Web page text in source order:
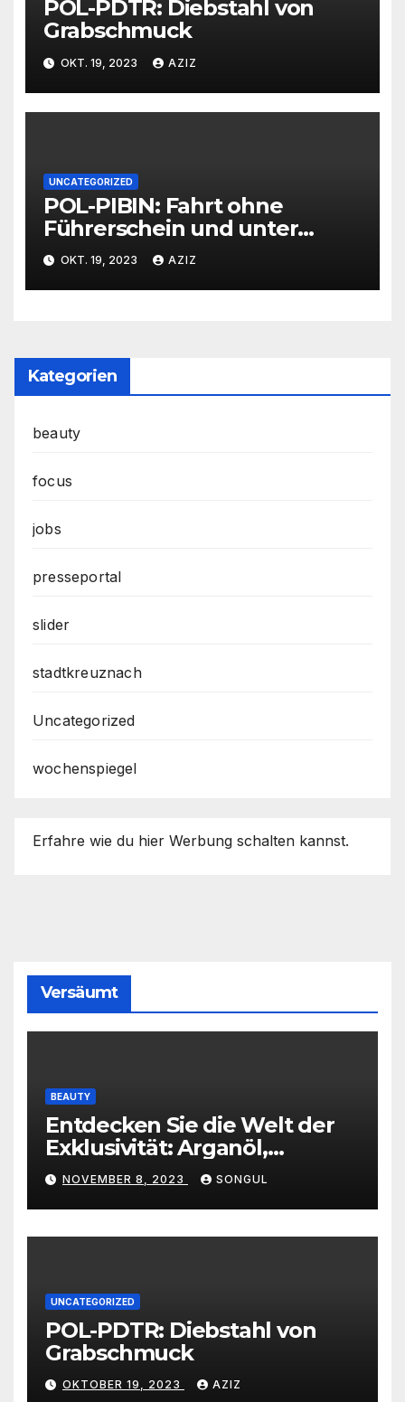
POL-PDTR: Diebstahl von
Grabschmuck
OKT. 19, 2023 AZIZ
UNCATEGORIZED
POL-PIBIN: Fahrt ohne
Führerschein und unter
Einfluss von Drogen
OKT. 19, 2023 AZIZ
Kategorien
beauty
focus
jobs
presseportal
slider
stadtkreuznach
Uncategorized
wochenspiegel
Erfahre wie du hier Werbung schalten kannst.
Versäumt
BEAUTY
Entdecken Sie die Welt der
Exklusivität: Arganöl,
Kaktusfeigenkernöl und
Schwarzkümmelöl von
vertrauenswürdigen
Großhändlern und Anbietern
NOVEMBER 8, 2023 SONGUL
UNCATEGORIZED
POL-PDTR: Diebstahl von
Grabschmuck
OKTOBER 19, 2023 AZIZ